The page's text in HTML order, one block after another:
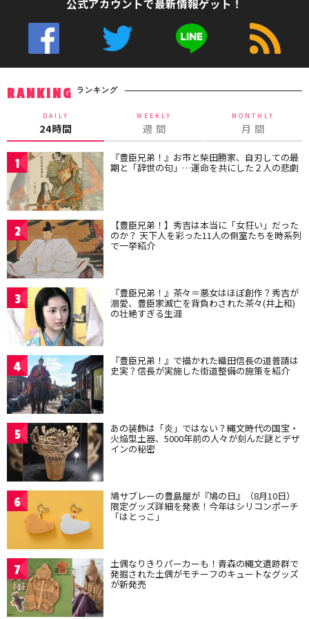
公式アカウントで最新情報ゲット！
RANKING ランキング
DAILY
24時間
WEEKLY
週 間
MONTHLY
月 間
1 『豊臣兄弟！』お市と柴田勝家、自刃しての最
期と「辞世の句」…運命を共にした２人の悲劇
2 【豊臣兄弟！】秀吉は本当に「女狂い」だった
のか？ 天下人を彩った11人の側室たちを時系列
で一挙紹介
3 『豊臣兄弟！』茶々＝悪女はほぼ創作？秀吉が
溺愛、豊臣家滅亡を背負わされた茶々(井上和)
の壮絶すぎる生涯
4 『豊臣兄弟！』で描かれた織田信長の道普請は
史実？信長が実施した街道整備の施策を紹介
5 あの装飾は「炎」ではない？縄文時代の国宝・
火焔型土器、5000年前の人々が刻んだ謎とデザ
インの秘密
6 鳩サブレーの豊島屋が『鳩の日』（8月10日）
限定グッズ詳細を発表！今年はシリコンポーチ
「はとっこ」
7 土偶なりきりパーカーも！青森の縄文遺跡群で
発掘された土偶がモチーフのキュートなグッズ
が新発売